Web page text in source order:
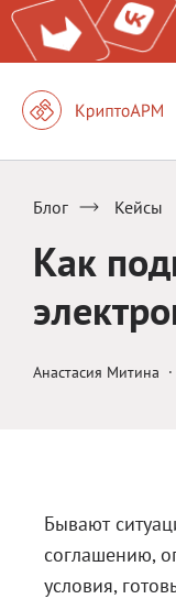
Блог Кейсы
Как
Анастасия Митина ·
Бывают
соглашению,
условия,